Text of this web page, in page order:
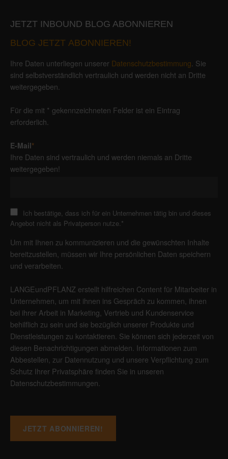
JETZT INBOUND BLOG ABONNIEREN
BLOG JETZT ABONNIEREN!
Ihre Daten unterliegen unserer Datenschutzbestimmung . Sie
sind selbstverständlich vertraulich und werden nicht an Dritte
weitergegeben.
Für die mit * gekennzeichneten Felder ist ein Eintrag
erforderlich.
E-Mail*
Ihre Daten sind vertraulich und werden niemals an Dritte
weitergegeben!
Ich bestätige, dass ich für ein Unternehmen tätig bin und dieses
Angebot nicht als Privatperson nutze. *
Um mit Ihnen zu kommunizieren und die gewünschten Inhalte
bereitzustellen, müssen wir Ihre persönlichen Daten speichern
und verarbeiten.
LANGEundPFLANZ erstellt hilfreichen Content für Mitarbeiter in
Unternehmen, um mit ihnen ins Gespräch zu kommen, ihnen
bei ihrer Arbeit in Marketing, Vertrieb und Kundenservice
behilflich zu sein und sie bezüglich unserer Produkte und
Dienstleistungen zu kontaktieren. Sie können sich jederzeit von
diesen Benachrichtigungen abmelden. Informationen zum
Abbestellen, zur Datennutzung und unsere Verpflichtung zum
Schutz Ihrer Privatsphäre finden Sie in unseren
Datenschutzbestimmungen